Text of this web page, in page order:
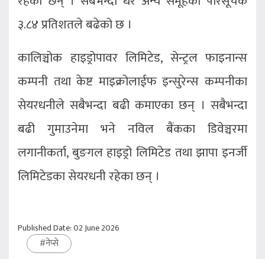
३.८४ प्रतिशतले बढेको छ ।
कालिञ्चोक हाइड्रोपावर लिमिटेड, सेन्ट्रल फाइनान्स
कम्पनी तथा केष्ट माइक्रोलाईफ इन्सुरेन्स कम्पनीका
सेयरधनीले सबैभन्दा बढी कमाएका छन् । सबैभन्दा
बढी गुमाउनेमा भने नविल बैंकका डिवेञ्चरमा
लगानीकर्ता, बुङगल हाइड्रो लिमिटेड तथा झापा इनर्जी
लिमिटेडका सेयरधनी रहेका छन् ।
Published Date: 02 June 2026
#नेप्से